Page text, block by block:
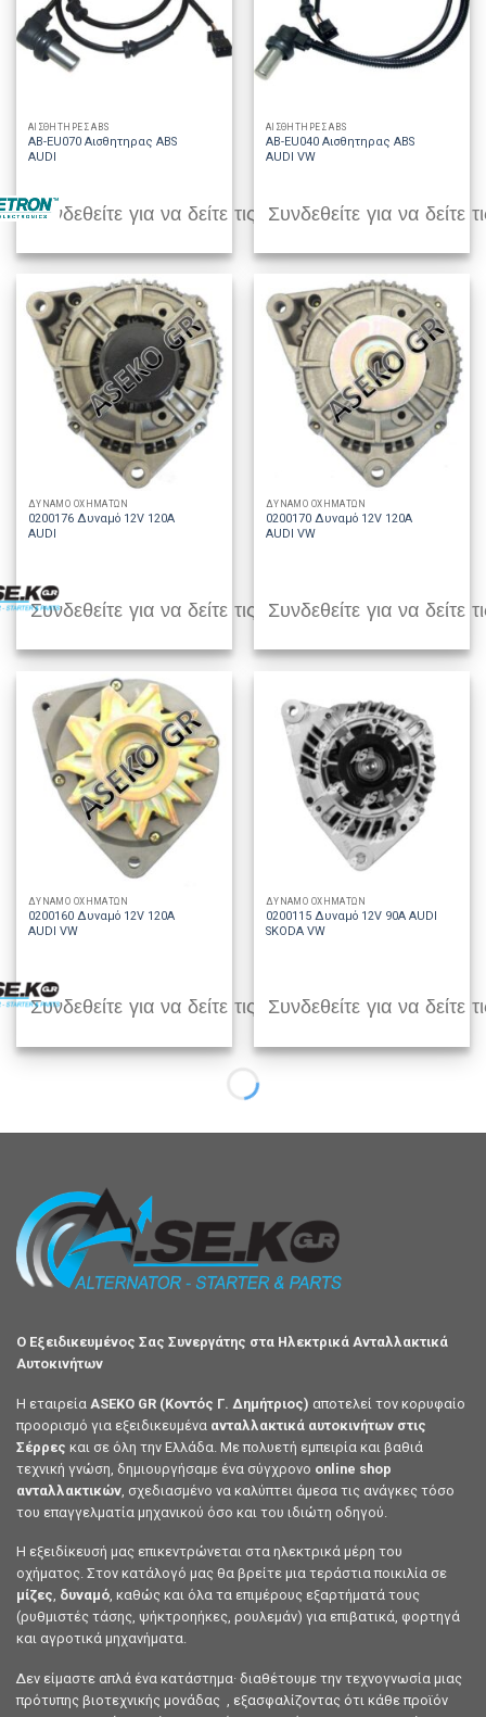
ΑΙΣΘΗΤΗΡΕΣ ABS
AB-EU070 Αισθητηρας ABS
AUDI
Συνδεθείτε για να δείτε τις τιμές
ΑΙΣΘΗΤΗΡΕΣ ABS
AB-EU040 Αισθητηρας ABS
AUDI VW
Συνδεθείτε για να δείτε
ΔΥΝΑΜΟ ΟΧΗΜΑΤΩΝ
0200176 Δυναμό 12V 120A
AUDI
Συνδεθείτε για να δείτε τις τιμές
ΔΥΝΑΜΟ ΟΧΗΜΑΤΩΝ
0200170 Δυναμό 12V 120A
AUDI VW
Συνδεθείτε για να δείτε
ΔΥΝΑΜΟ ΟΧΗΜΑΤΩΝ
0200160 Δυναμό 12V 120A
AUDI VW
Συνδεθείτε για να δείτε τις τιμές
ΔΥΝΑΜΟ ΟΧΗΜΑΤΩΝ
0200115 Δυναμό 12V 90A AUDI
SKODA VW
Συνδεθείτε για να δείτε
Ο Εξειδικευμένος Σας Συνεργάτης στα Ηλεκτρικά Ανταλλακτικά
Αυτοκινήτων
Η εταιρεία ASEKO GR (Κοντός Γ. Δημήτριος) αποτελεί τον κορυφαίο
προορισμό για εξειδικευμένα ανταλλακτικά αυτοκινήτων στις
Σέρρες και σε όλη την Ελλάδα. Με πολυετή εμπειρία και βαθιά
τεχνική γνώση, δημιουργήσαμε ένα σύγχρονο online shop
ανταλλακτικών , σχεδιασμένο να καλύπτει άμεσα τις ανάγκες τόσο
του επαγγελματία μηχανικού όσο και του ιδιώτη οδηγού.
Η εξειδίκευσή μας επικεντρώνεται στα ηλεκτρικά μέρη του
οχήματος. Στον κατάλογό μας θα βρείτε μια τεράστια ποικιλία σε
μίζες, δυναμό, καθώς και όλα τα επιμέρους εξαρτήματά τους
(ρυθμιστές τάσης, ψήκτροηήκες, ρουλεμάν) για επιβατικά, φορτηγά
και αγροτικά μηχανήματα.
Δεν είμαστε απλά ένα κατάστημα· διαθέτουμε την τεχνογνωσία μιας
πρότυπης βιοτεχνικής μονάδας , εξασφαλίζοντας ότι κάθε προϊόν